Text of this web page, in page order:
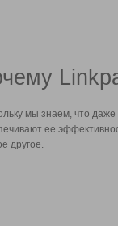
мы знаем, что
ее
другое.